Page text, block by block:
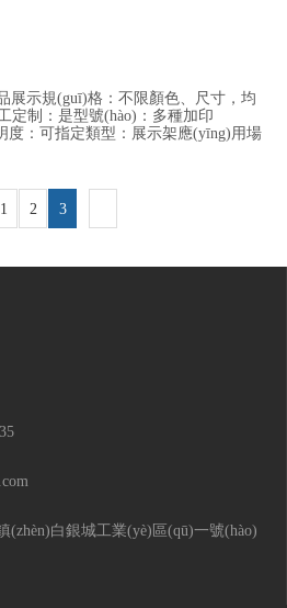
示規(guī)格：不限顏色、尺寸，均
定制：是型號(hào)：多種加印
度：可指定類型：展示架應(yīng)用場
1 2 3
白銀城工業(yè)區(qū)一號(hào)